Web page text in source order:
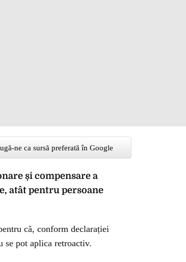
ne ca sursă preferată în Google
și compensare a
atât pentru persoane
că, conform declarației
pot aplica retroactiv.